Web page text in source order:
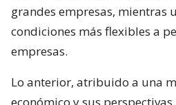
grandes empresas, mientras
condiciones más flexibles a
empresas.
Lo anterior, atribuido a una
económico y sus